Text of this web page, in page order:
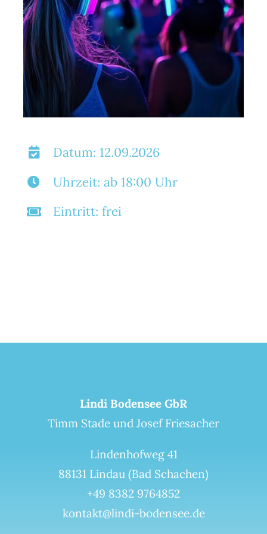
Datum: 12.09.2026
Uhrzeit: ab 18:00 Uhr
Eintritt: frei
Lindi Bodensee GbR
Timm Stade und Josef Friesacher
Lindenhofweg 41
88131 Lindau (Bad Schachen)
+49 8382 9764852
kontakt@lindi-bodensee.de